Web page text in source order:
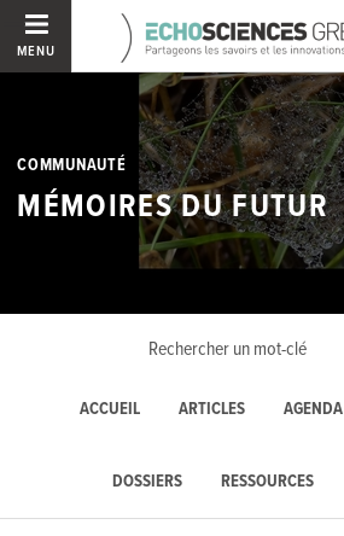
MENU
COMMUNAUTÉ
MÉMOIRES DU FUTUR
ACCUEIL ARTICLES AGENDA
DOSSIERS RESSOURCES